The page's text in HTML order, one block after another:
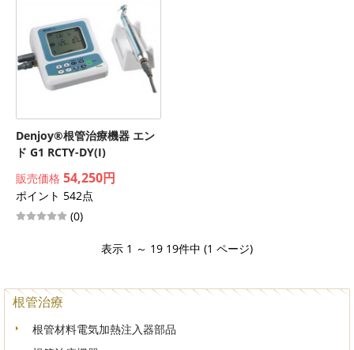
Denjoy®根管治療機器 エン
ド G1 RCTY-DY(I)
販売価格 54,250円
ポイント 542点
(0)
表示 1 ～ 19 19件中 (1 ページ)
根管治療
根管材料電気加熱注入器部品